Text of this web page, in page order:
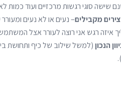
שישה סוגי רגשות מרכזיים ועוד כמות
מקבילים– נעים או לא נעים
איזה רגש אני רוצה לעורר אצל
הנכון (למשל שילוב של כיף ותחושת